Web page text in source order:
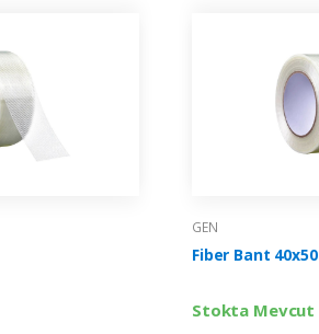
GEN
Fiber Bant 40x50
Stokta Mevcut